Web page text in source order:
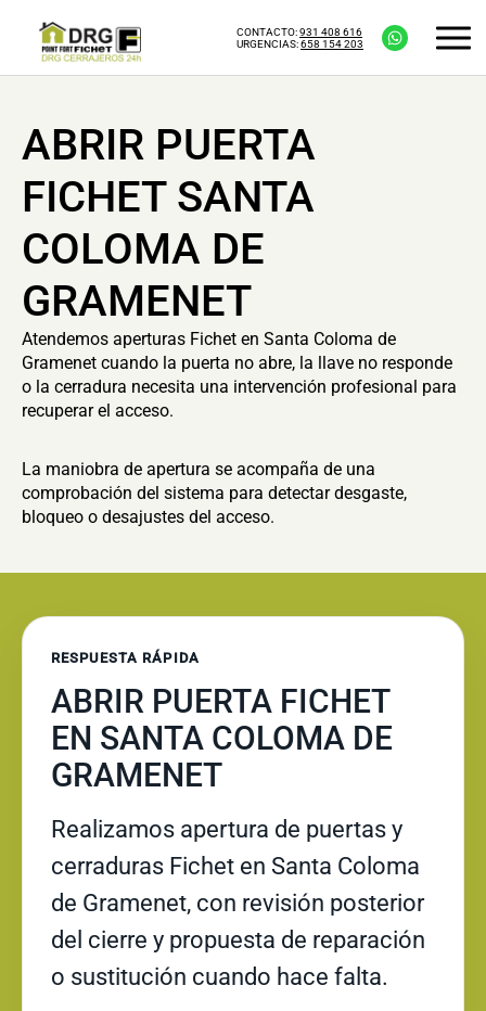
CONTACTO:931 408 616
URGENCIAS:658 154 203
ABRIR PUERTA
FICHET SANTA
COLOMA DE
GRAMENET
Atendemos aperturas Fichet en Santa Coloma de
Gramenet cuando la puerta no abre, la llave no responde
o la cerradura necesita una intervención profesional para
recuperar el acceso.
La maniobra de apertura se acompaña de una
comprobación del sistema para detectar desgaste,
bloqueo o desajustes del acceso.
RESPUESTA RÁPIDA
ABRIR PUERTA FICHET
EN SANTA COLOMA DE
GRAMENET
Realizamos apertura de puertas y
cerraduras Fichet en Santa Coloma
de Gramenet, con revisión posterior
del cierre y propuesta de reparación
o sustitución cuando hace falta.